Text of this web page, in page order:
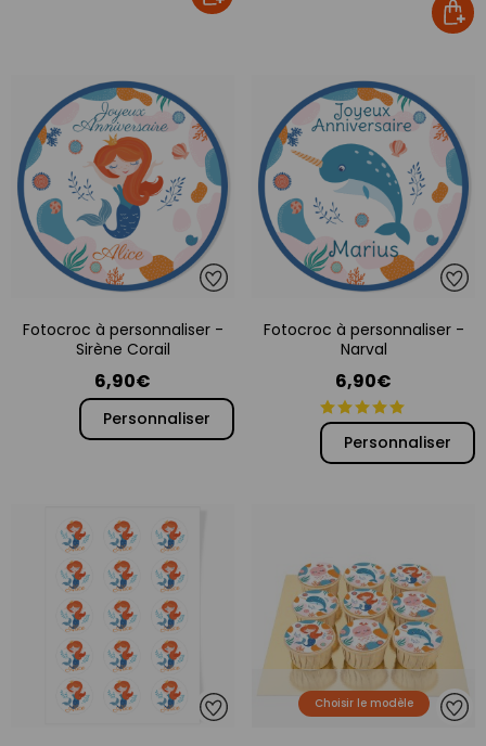
Fotocroc à personnaliser -
Sirène Corail
6,90€
Personnaliser
Fotocroc à personnaliser -
Narval
6,90€
Personnaliser
Choisir le modèle